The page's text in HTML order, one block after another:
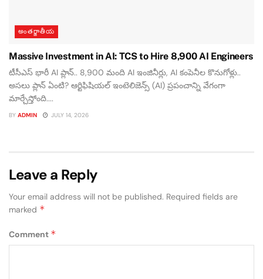
అంతర్జాతీయ
Massive Investment in AI: TCS to Hire 8,900 AI Engineers
టీసీఎస్ భారీ AI ప్లాన్.. 8,900 మంది AI ఇంజినీర్లు, AI కంపెనీల కొనుగోళ్లు..
అసలు ప్లాన్ ఏంటి? ఆర్టిఫిషియల్ ఇంటెలిజెన్స్ (AI) ప్రపంచాన్ని వేగంగా
మార్చేస్తోంది....
BY ADMIN JULY 14, 2026
Leave a Reply
Your email address will not be published. Required fields are
marked *
Comment *